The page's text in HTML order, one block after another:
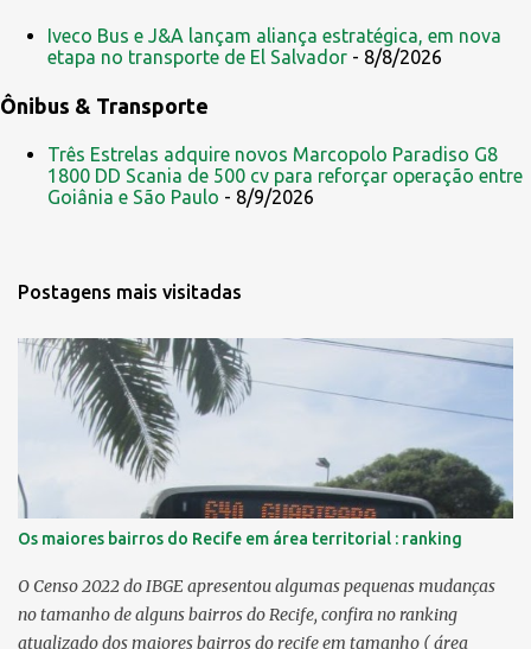
Iveco Bus e J&A lançam aliança estratégica, em nova
etapa no transporte de El Salvador - 8/8/2026
Ônibus & Transporte
Três Estrelas adquire novos Marcopolo Paradiso G8
1800 DD Scania de 500 cv para reforçar operação entre
Goiânia e São Paulo - 8/9/2026
Postagens mais visitadas
Os maiores bairros do Recife em área territorial : ranking
O Censo 2022 do IBGE apresentou algumas pequenas mudanças
no tamanho de alguns bairros do Recife, confira no ranking
atualizado dos maiores bairros do recife em tamanho ( área